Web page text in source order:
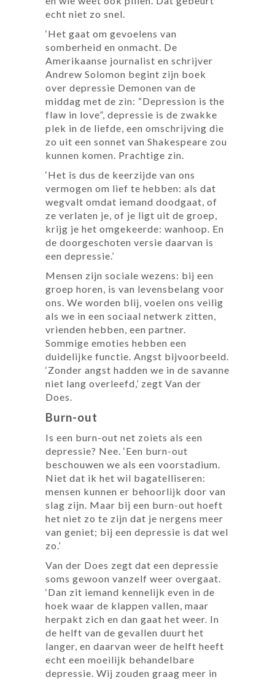
echt niet zo snel.
‘Het gaat om gevoelens van
somberheid en onmacht. De
Amerikaanse journalist en schrijver
Andrew Solomon begint zijn boek
over depressie Demonen van de
middag met de zin: “Depression is the
flaw in love”, depressie is de zwakke
plek in de liefde, een omschrijving die
zo uit een sonnet van Shakespeare zou
kunnen komen. Prachtige zin.
‘Het is dus de keerzijde van ons
vermogen om lief te hebben: als dat
wegvalt omdat iemand doodgaat, of
ze verlaten je, of je ligt uit de groep,
krijg je het omgekeerde: wanhoop. En
de doorgeschoten versie daarvan is
een depressie.’
Mensen zijn sociale wezens: bij een
groep horen, is van levensbelang voor
ons. We worden blij, voelen ons veilig
als we in een sociaal netwerk zitten,
vrienden hebben, een partner.
Sommige emoties hebben een
duidelijke functie. Angst bijvoorbeeld.
‘Zonder angst hadden we in de savanne
niet lang overleefd,’ zegt Van der
Does.
Burn-out
Is een burn-out net zoiets als een
depressie? Nee. ‘Een burn-out
beschouwen we als een voorstadium.
Niet dat ik het wil bagatelliseren:
mensen kunnen er behoorlijk door van
slag zijn. Maar bij een burn-out hoeft
het niet zo te zijn dat je nergens meer
van geniet; bij een depressie is dat wel
zo.’
Van der Does zegt dat een depressie
soms gewoon vanzelf weer overgaat.
‘Dan zit iemand kennelijk even in de
hoek waar de klappen vallen, maar
herpakt zich en dan gaat het weer. In
de helft van de gevallen duurt het
langer, en daarvan weer de helft heeft
echt een moeilijk behandelbare
depressie. Wij zouden graag meer in